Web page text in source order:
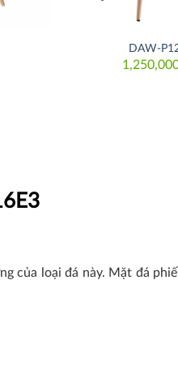
DAW-
của loại đá này. Mặt đá